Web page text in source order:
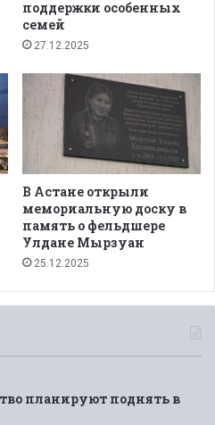
поддержки особенных
семей
27.12.2025
В Астане открыли
мемориальную доску в
память о фельдшере
Улдане Мырзуан
25.12.2025
планируют поднять в